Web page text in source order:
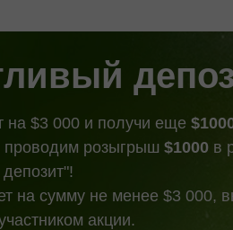
маршрут
характер и
на $3 000 и получи еще
проводим розыгрыш $1000 в
на сумму не менее $3 000,
акции.